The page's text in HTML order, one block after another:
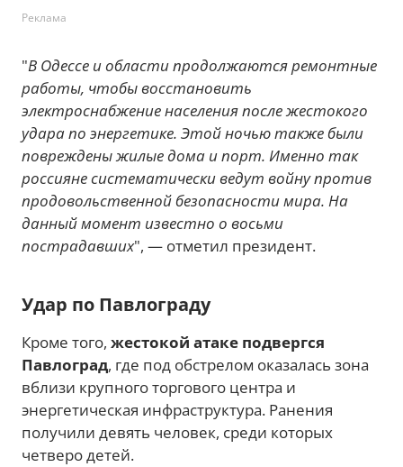
Реклама
"В Одессе и области продолжаются ремонтные
работы, чтобы восстановить
электроснабжение населения после жестокого
удара по энергетике. Этой ночью также были
повреждены жилые дома и порт. Именно так
россияне систематически ведут войну против
продовольственной безопасности мира. На
данный момент известно о восьми
пострадавших", — отметил президент.
Удар по Павлограду
Кроме того, жестокой атаке подвергся
Павлоград, где под обстрелом оказалась зона
вблизи крупного торгового центра и
энергетическая инфраструктура. Ранения
получили девять человек, среди которых
четверо детей.